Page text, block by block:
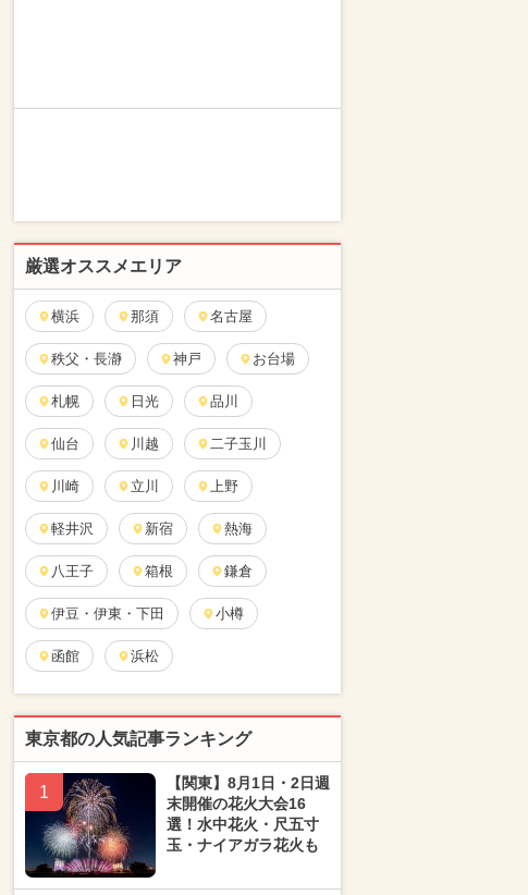
厳選オススメエリア
横浜 那須 名古屋
秩父・長瀞 神戸 お台場
札幌 日光 品川
仙台 川越 二子玉川
川崎 立川 上野
軽井沢 新宿 熱海
八王子 箱根 鎌倉
伊豆・伊東・下田 小樽
函館 浜松
東京都の人気記事ランキング
1
【関東】8月1日・2日週
末開催の花火大会16
選！水中花火・尺五寸
玉・ナイアガラ花火も